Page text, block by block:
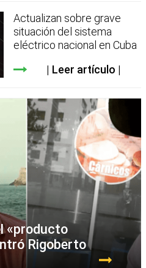
Actualizan sobre grave
situación del sistema
eléctrico nacional en Cuba
Leer artículo
«producto
Rigoberto